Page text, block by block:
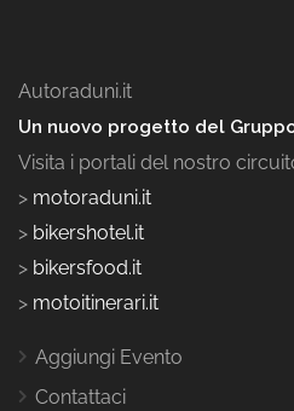
Autoraduni.it
Un nuovo progetto del Gruppo
Visita i portali del nostro
> motoraduni.it
> bikershotel.it
> bikersfood.it
> motoitinerari.it
Aggiungi Evento
Contattaci